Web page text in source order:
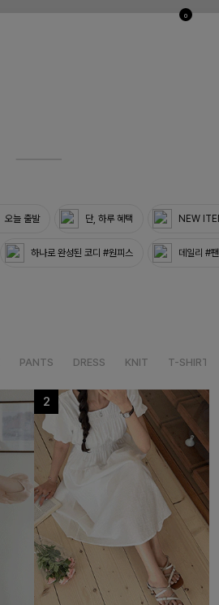
0
오늘 출발 단, 하루 혜택 NEW
하나로 완성된 코디 #원피스 데일리 #
PANTS DRESS KNIT T-SHIRT